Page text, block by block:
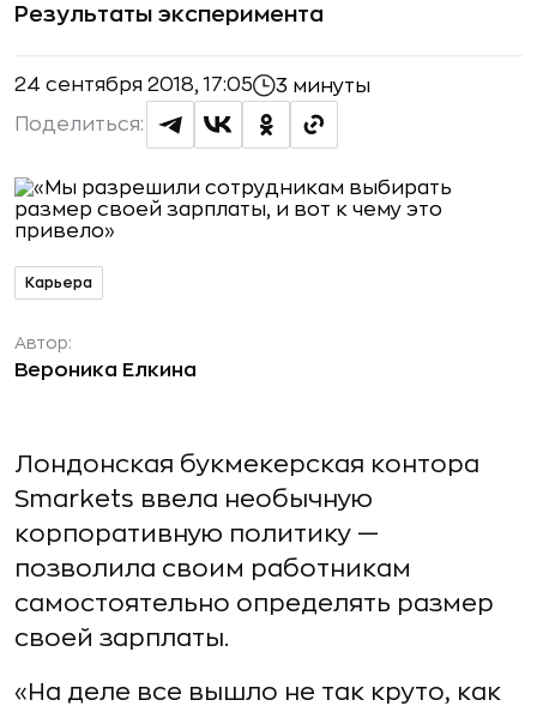
Результаты эксперимента
24 сентября 2018, 17:05 3 минуты
Поделиться:
Карьера
Автор:
Вероника Елкина
Лондонская букмекерская контора
Smarkets ввела необычную
корпоративную политику —
позволила своим работникам
самостоятельно определять размер
своей зарплаты.
«На деле все вышло не так круто, как